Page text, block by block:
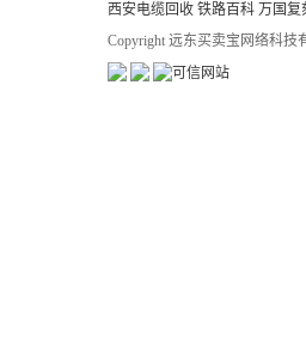
西安电缆回收 铁路百科 万国复
Copyright 远东买卖宝网络科技